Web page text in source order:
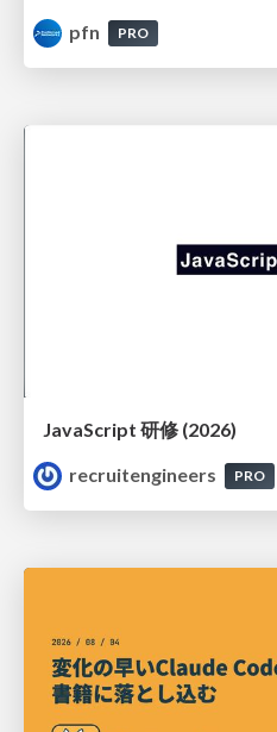
pfn
PRO
JavaScript 研修 (2026)
recruitengineers
PRO